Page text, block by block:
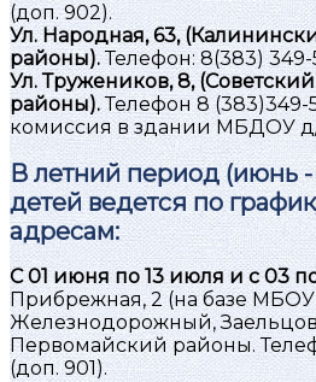
(доп. 902).
Ул. Народная, 63,
районы).Телефон: 8(383)
Ул. Тружеников, 8,
районы).Телефон 8 (383)349-
комиссия в здании МБДОУ
В летний период (июнь -
детей ведется по
адресам:
С 01 июня по 13 июля и с 03 по
Прибрежная, 2 (на базе
Железнодорожный,
Первомайский районы.
(доп. 901).